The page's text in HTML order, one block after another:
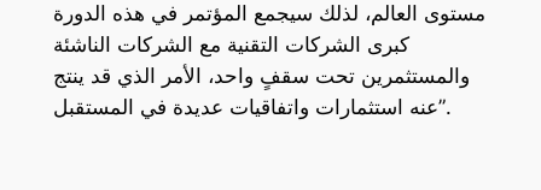
مستوى العالم، لذلك سيجمع المؤتمر في هذه الدورة
كبرى الشركات التقنية مع الشركات الناشئة
والمستثمرين تحت سقفٍ واحد، الأمر الذي قد ينتج
عنه استثمارات واتفاقيات عديدة في المستقبل”.